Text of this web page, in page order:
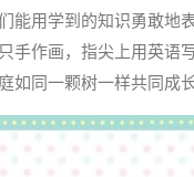
能用学到的知识勇敢地
手作画，指尖上用英语
如同一颗树一样共同成长